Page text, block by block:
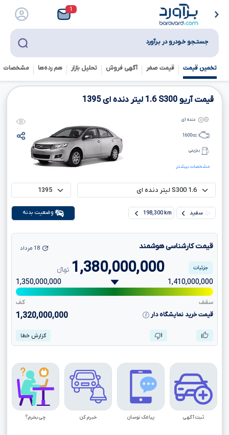
1
جستـجو خـودرو در بـرآورد
تخمین قیمت قیمت صفر آگهی فروش تحلیل بازار هم رده‌ها‌ مشخصات
قیمت آریو S300
1.6 لیتر دنده ای1395
مشخصات بیشتر
دنده ای
1600cc
بنزینی
سفید 198,300 km وضعیت بدنه
قیمت کارشناسی هوشمند
1,380,000,000 تومانءءء
18 مرداد
جزئیات
1,410,000,000
1,350,000,000
سقف
کف
قیمت خرید نمایشگاه دار
1,320,000,000
گزارش خطا
ثبت آگهی پیامک نوسان خبرم کن چی بخرم؟